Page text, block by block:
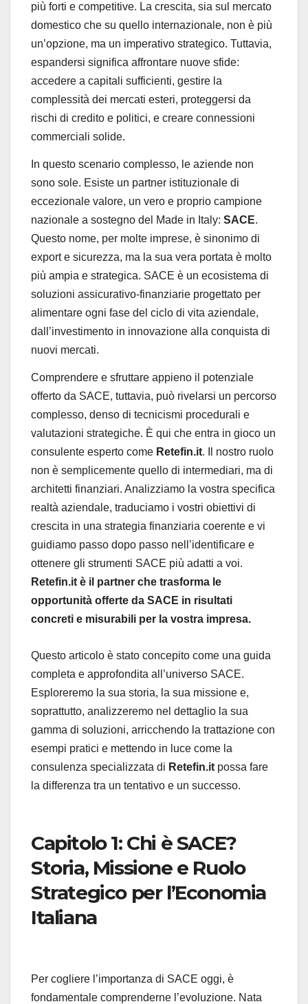
più forti e competitive. La crescita, sia sul mercato
domestico che su quello internazionale, non è più
un’opzione, ma un imperativo strategico. Tuttavia,
espandersi significa affrontare nuove sfide:
accedere a capitali sufficienti, gestire la
complessità dei mercati esteri, proteggersi da
rischi di credito e politici, e creare connessioni
commerciali solide.
In questo scenario complesso, le aziende non
sono sole. Esiste un partner istituzionale di
eccezionale valore, un vero e proprio campione
nazionale a sostegno del Made in Italy: SACE.
Questo nome, per molte imprese, è sinonimo di
export e sicurezza, ma la sua vera portata è molto
più ampia e strategica. SACE è un ecosistema di
soluzioni assicurativo-finanziarie progettato per
alimentare ogni fase del ciclo di vita aziendale,
dall’investimento in innovazione alla conquista di
nuovi mercati.
Comprendere e sfruttare appieno il potenziale
offerto da SACE, tuttavia, può rivelarsi un percorso
complesso, denso di tecnicismi procedurali e
valutazioni strategiche. È qui che entra in gioco un
consulente esperto come Retefin.it. Il nostro ruolo
non è semplicemente quello di intermediari, ma di
architetti finanziari. Analizziamo la vostra specifica
realtà aziendale, traduciamo i vostri obiettivi di
crescita in una strategia finanziaria coerente e vi
guidiamo passo dopo passo nell’identificare e
ottenere gli strumenti SACE più adatti a voi.
Retefin.it è il partner che trasforma le
opportunità offerte da SACE in risultati
concreti e misurabili per la vostra impresa.
Questo articolo è stato concepito come una guida
completa e approfondita all’universo SACE.
Esploreremo la sua storia, la sua missione e,
soprattutto, analizzeremo nel dettaglio la sua
gamma di soluzioni, arricchendo la trattazione con
esempi pratici e mettendo in luce come la
consulenza specializzata di Retefin.it possa fare
la differenza tra un tentativo e un successo.
Capitolo 1: Chi è SACE?
Storia, Missione e Ruolo
Strategico per l’Economia
Italiana
Per cogliere l’importanza di SACE oggi, è
fondamentale comprenderne l’evoluzione. Nata